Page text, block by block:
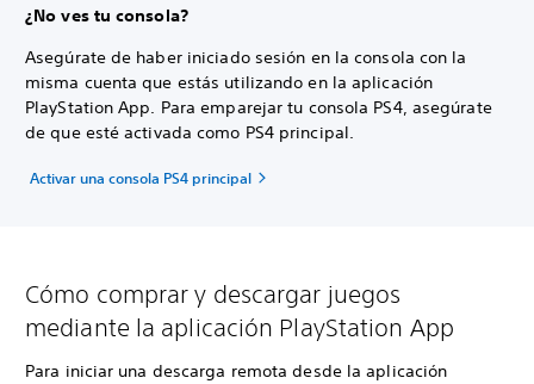
¿No ves tu consola?
Asegúrate de haber iniciado sesión en la consola con la
misma cuenta que estás utilizando en la aplicación
PlayStation App. Para emparejar tu consola PS4, asegúrate
de que esté activada como PS4 principal.
Activar una consola PS4 principal
Cómo comprar y descargar juegos
mediante la aplicación PlayStation App
Para iniciar una descarga remota desde la aplicación